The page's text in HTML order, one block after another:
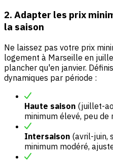
2. Adapter les prix
la saison
Ne laissez pas votre prix
logement à Marseille en
plancher qu'en janvier.
dynamiques par période :
Haute saison (juillet-
minimum élevé, peu de
Intersaison (avril-juin,
minimum modéré,